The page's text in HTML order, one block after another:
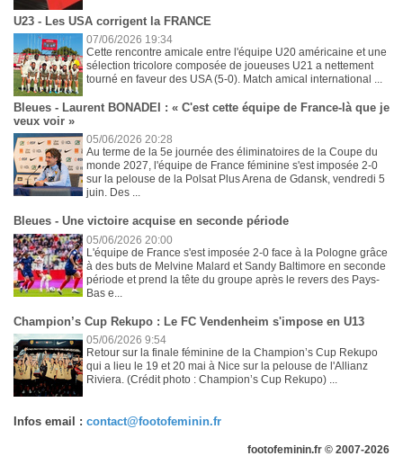
U23 - Les USA corrigent la FRANCE
07/06/2026 19:34
Cette rencontre amicale entre l'équipe U20 américaine et une
sélection tricolore composée de joueuses U21 a nettement
tourné en faveur des USA (5-0). Match amical international ...
Bleues - Laurent BONADEI : « C'est cette équipe de France-là que je
veux voir »
05/06/2026 20:28
Au terme de la 5e journée des éliminatoires de la Coupe du
monde 2027, l'équipe de France féminine s'est imposée 2-0
sur la pelouse de la Polsat Plus Arena de Gdansk, vendredi 5
juin. Des ...
Bleues - Une victoire acquise en seconde période
05/06/2026 20:00
L'équipe de France s'est imposée 2-0 face à la Pologne grâce
à des buts de Melvine Malard et Sandy Baltimore en seconde
période et prend la tête du groupe après le revers des Pays-
Bas e...
Champion’s Cup Rekupo : Le FC Vendenheim s'impose en U13
05/06/2026 9:54
Retour sur la finale féminine de la Champion’s Cup Rekupo
qui a lieu le 19 et 20 mai à Nice sur la pelouse de l'Allianz
Riviera. (Crédit photo : Champion’s Cup Rekupo) ...
Infos email : contact@footofeminin.fr
footofeminin.fr © 2007-2026